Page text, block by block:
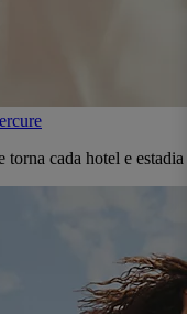
torna cada hotel e